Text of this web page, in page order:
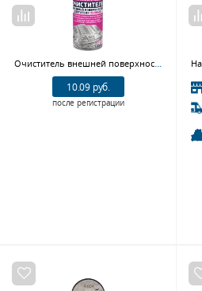
Очиститель внешней поверхности двигателя пенный FILL INN FL070
10.09 руб.
после регистрации